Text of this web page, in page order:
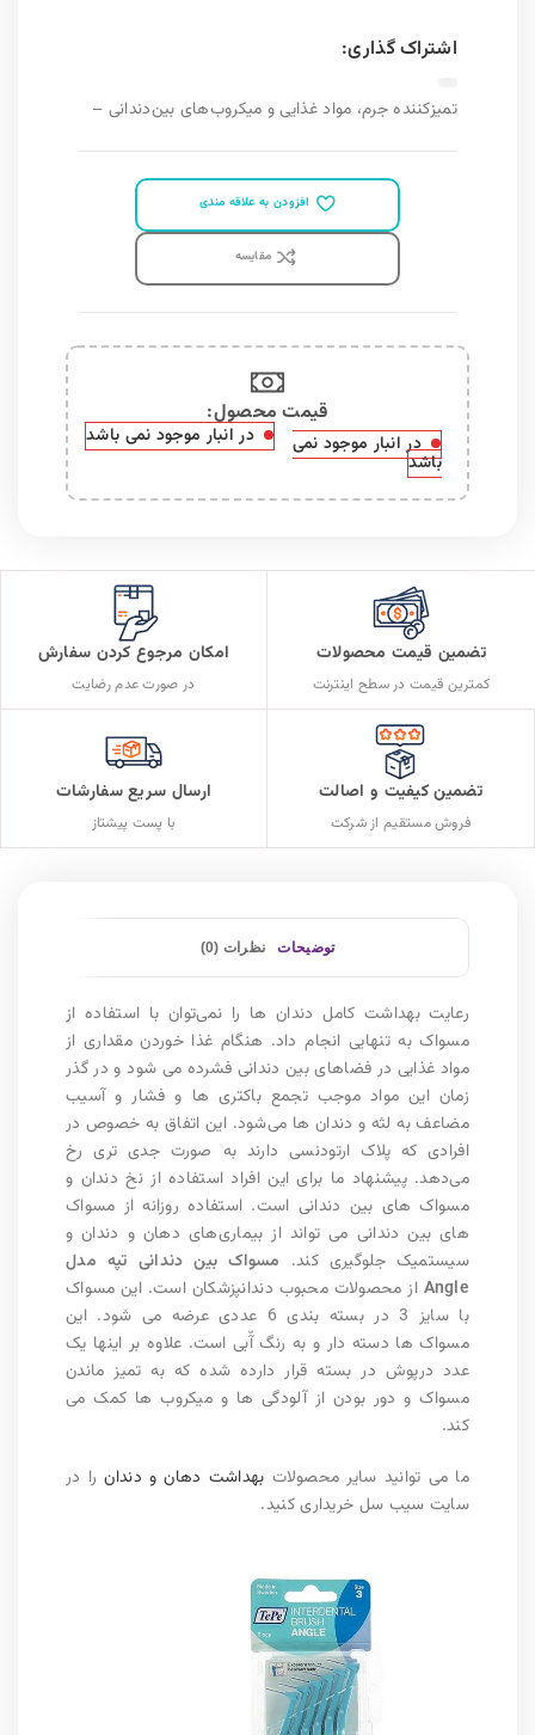
اشتراک گذاری:
تمیزکننده جرم، مواد غذایی و میکروب‌های بین‌دندانی –
افزودن به علاقه مندی
مقايسه
قیمت محصول:​
در انبار موجود نمی
باشد
در انبار موجود نمی باشد
تضمین قیمت محصولات
کمترین قیمت در سطح اینترنت
امکان مرجوع کردن سفارش
در صورت عدم رضایت
تضمین کیفیت و اصالت
فروش مستقیم از شرکت
ارسال سریع سفارشات
با پست پیشتاز
توضیحات نظرات (0)
رعایت بهداشت کامل دندان ها را نمی‌توان با استفاده از
مسواک به تنهایی انجام داد. هنگام غذا خوردن مقداری از
مواد غذایی در فضاهای بین دندانی فشرده می شود و در گذر
زمان این مواد موجب تجمع باکتری ها و فشار و آسیب‌
مضاعف به لثه و دندان ‌ها می‌شود. این اتفاق به خصوص در
افرادی که پلاک ارتودنسی دارند به صورت جدی‌ تری رخ
می‌دهد. پیشنهاد ما برای این افراد استفاده از نخ دندان و
مسواک ‌های بین دندانی است. استفاده روزانه از مسواک
های بین دندانی می‌ تواند از بیماری‌های دهان و دندان و
سیستمیک جلوگیری کند. مسواک بین دندانی تپه مدل
Angle از محصولات محبوب دندانپزشکان است. این مسواک
با سایز 3 در بسته ‌بندی 6 عددی عرضه می ‌شود. این
مسواک ‌ها دسته‌ دار و به رنگ آّبی است. علاوه بر اینها یک
عدد درپوش در بسته قرار دارده شده که به تمیز ماندن
مسواک و دور بودن از آلودگی‌ ها و میکروب ‌ها کمک می‌
کند.
ما می توانید سایر محصولات بهداشت دهان و دندانرا در
سایت سیب سل خریداری کنید.